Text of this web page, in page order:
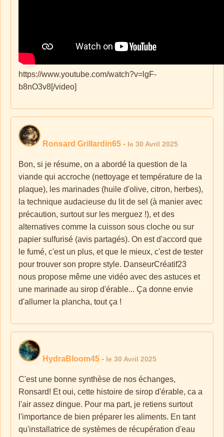
https://www.youtube.com/watch?v=lgF-
b8nO3v8[/video]
Ronsard Grillardin65 - le 30 Avril 2025
Bon, si je résume, on a abordé la question de la
viande qui accroche (nettoyage et température de la
plaque), les marinades (huile d'olive, citron, herbes),
la technique audacieuse du lit de sel (à manier avec
précaution, surtout sur les merguez !), et des
alternatives comme la cuisson sous cloche ou sur
papier sulfurisé (avis partagés). On est d'accord que
le fumé, c'est un plus, et que le mieux, c'est de tester
pour trouver son propre style. DanseurCréatif23
nous propose même une vidéo avec des astuces et
une marinade au sirop d'érable... Ça donne envie
d'allumer la plancha, tout ça !
HydraBloom45 - le 30 Avril 2025
C'est une bonne synthèse de nos échanges,
Ronsard! Et oui, cette histoire de sirop d'érable, ca a
l'air assez dingue. Pour ma part, je retiens surtout
l'importance de bien préparer les aliments. En tant
qu'installatrice de systèmes de récupération d'eau